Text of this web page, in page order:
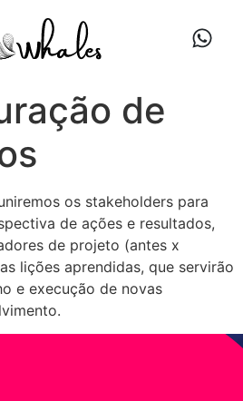
de
os stakeholders para
de ações e resultados,
de projeto (antes x
lições aprendidas, que servirão
e execução de novas